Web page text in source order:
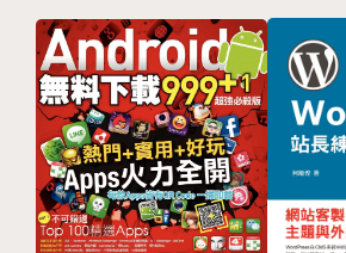
本書作者希望所有的遊戲程式設計
「Coding」提升到「設計」的層次
模式」與多項物件導向設計原則，
戲，不畏懼、甚至歡迎企劃、測試
修改需求與新需求。
其次，本書也是寫給那些想要學習
寫遊戲的工程師閱讀的，本書採用
第十七章
第十八章
第十九章
第二十章
第二十一章
第二十二章
第二十三章